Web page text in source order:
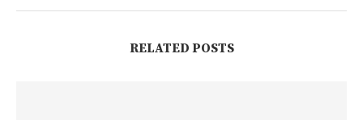
RELATED POSTS